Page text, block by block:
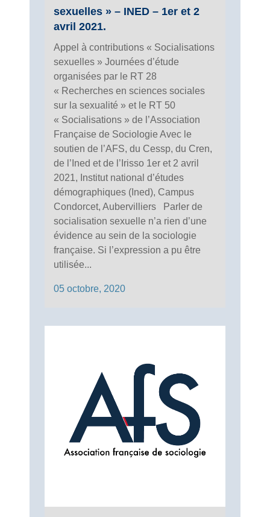
sexuelles » – INED – 1er et 2
avril 2021.
Appel à contributions « Socialisations
sexuelles » Journées d’étude
organisées par le RT 28
« Recherches en sciences sociales
sur la sexualité » et le RT 50
« Socialisations » de l’Association
Française de Sociologie Avec le
soutien de l’AFS, du Cessp, du Cren,
de l’Ined et de l’Irisso 1er et 2 avril
2021, Institut national d’études
démographiques (Ined), Campus
Condorcet, Aubervilliers Parler de
socialisation sexuelle n’a rien d’une
évidence au sein de la sociologie
française. Si l’expression a pu être
utilisée...
05 octobre, 2020